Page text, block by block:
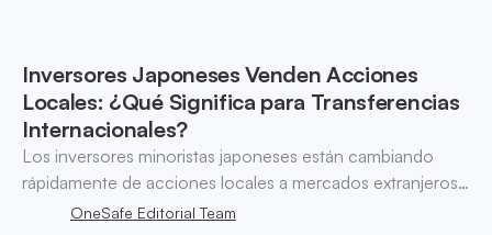
Inversores Japoneses Venden Acciones
Locales: ¿Qué Significa para Transferencias
Internacionales?
Los inversores minoristas japoneses están cambiando
rápidamente de acciones locales a mercados extranjeros,
impulsados por un yen más débil y condiciones de
OneSafe Editorial Team